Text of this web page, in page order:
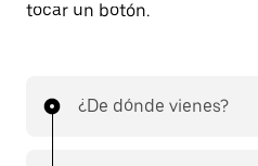
tocar un botón.
¿De dónde vienes?